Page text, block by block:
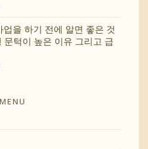
업을 하기 전에 알면 좋은 것
문턱이 높은 이유 그리고 급
MENU